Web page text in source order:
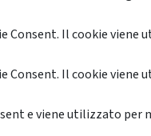
Consent. Il cookie
Consent. Il cookie
e viene utilizzato